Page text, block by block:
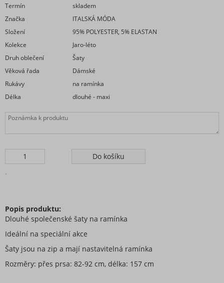
Termín
skladem
Značka
ITALSKÁ MÓDA
Složení
95% POLYESTER, 5% ELASTAN
Kolekce
Jaro-léto
Druh oblečení
Šaty
Věková řada
Dámské
Rukávy
na ramínka
Délka
dlouhé - maxi
.
Popis produktu:
Dlouhé společenské šaty na ramínka
Ideální na speciální akce
Šaty jsou na zip a mají nastavitelná ramínka
Rozměry: přes prsa: 82-92 cm, délka: 157 cm